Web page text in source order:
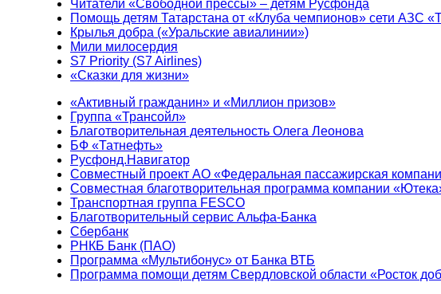
Читатели «Свободной прессы» – детям Русфонда
Помощь детям Татарстана от «Клуба чемпионов» сети АЗС
Крылья добра («Уральские авиалинии»)
Мили милосердия
S7 Priority (S7 Airlines)
«Сказки для жизни»
«Активный гражданин» и «Миллион призов»
Группа «Трансойл»
Благотворительная деятельность Олега Леонова
БФ «Татнефть»
Русфонд.Навигатор
Совместный проект АО «Федеральная пассажирская
Совместная благотворительная программа компании
Транспортная группа FESCO
Благотворительный сервис Альфа-Банка
Сбербанк
РНКБ Банк (ПАО)
Программа «Мультибонус» от Банка ВТБ
Программа помощи детям Свердловской области «Росток